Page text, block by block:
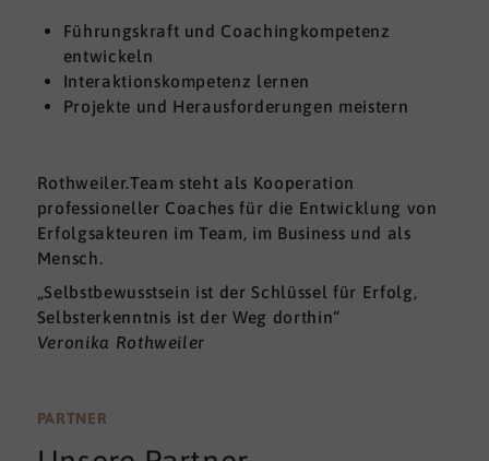
Führungskraft und Coachingkompetenz
entwickeln
Interaktionskompetenz lernen
Projekte und Herausforderungen meistern
Rothweiler.Team steht als Kooperation
professioneller Coaches für die Entwicklung von
Erfolgsakteuren im Team, im Business und als
Mensch.
„Selbstbewusstsein ist der Schlüssel für Erfolg,
Selbsterkenntnis ist der Weg dorthin“
Veronika Rothweiler
PARTNER